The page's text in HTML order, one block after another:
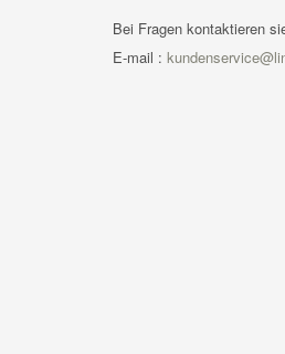
Bei Fragen kontaktieren
E-mail :